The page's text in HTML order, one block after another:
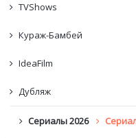
TVShows
Кураж-Бамбей
IdeaFilm
Дубляж
Сериалы 2026